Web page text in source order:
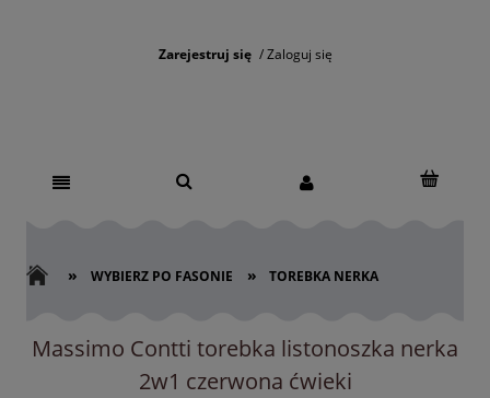
Zarejestruj się Zaloguj się
» WYBIERZ PO FASONIE » TOREBKA NERKA
Massimo Contti torebka listonoszka nerka
2w1 czerwona ćwieki